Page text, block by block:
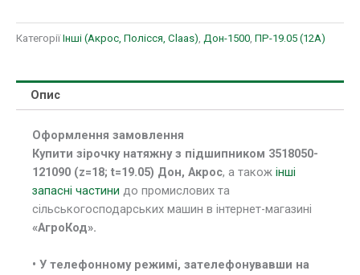
Категорії Інші (Акрос, Полісся, Claas) Дон-1500 ПР-19.05 (12A)
Опис
Оформлення замовлення
Купити зірочку натяжну з підшипником 3518050-
121090 (z=18; t=19.05) Дон, Акрос, а також інші
запасні частини до промислових та
сільськогосподарських машин в інтернет-магазині
«АгроКод».
• У телефонному режимі, зателефонувавши на